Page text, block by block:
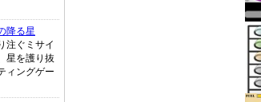
降る星
注ぐミサイ
星を護り抜
ィングゲー